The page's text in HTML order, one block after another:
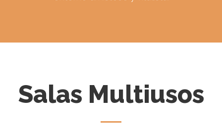
Salas Multiusos